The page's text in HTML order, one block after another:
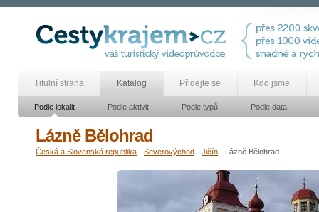
Titulní strana Katalog Přidejte se Kdo jsme
Podle lokalit Podle aktivit Podle typů Podle data
Lázně Bělohrad
Česká a Slovenská republika - Severovýchod - Jičín - Lázně Bělohrad